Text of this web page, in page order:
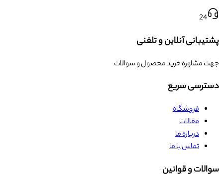
24
پشتیبانی آنلاین و تلفنی
جهت مشاوره خرید محصول و سوالات
دسترسی سریع
فروشگاه
مقالات
درباره ما
تماس با ما
سوالات و قوانین